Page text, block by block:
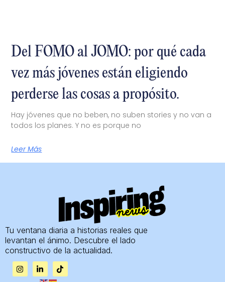
Del FOMO al JOMO: por qué cada
vez más jóvenes están eligiendo
perderse las cosas a propósito.
Hay jóvenes que no beben, no suben stories y no van a
todos los planes. Y no es porque no
Leer Más
Tu ventana diaria a historias reales que
levantan el ánimo. Descubre el lado
constructivo de la actualidad.
I
n i
n
T
i